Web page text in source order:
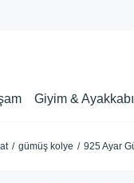
Giyim & Ayakkabı
gümüş kolye 925 Ayar